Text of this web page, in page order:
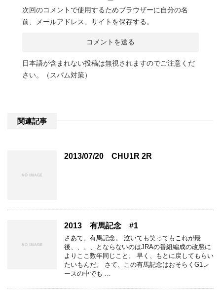
次回のコメントで使用するためブラウザーに自分の名
前、メールアドレス、サイトを保存する。
日本語が含まれない投稿は無視されますのでご注意くだ
さい。（スパム対策）
関連記事
2013/07/20 CHU1R 2R
2013 有馬記念 #1
さあて、有馬記念。 泣いても笑ってもこれが最
後、、、、とならないのはJRAの番組編成の改悪に
よりここ数年同じこと。 早く、もとに戻してもらい
たいもんだ。 さて、この有馬記念はおそらくG1レ
ースの中でも …